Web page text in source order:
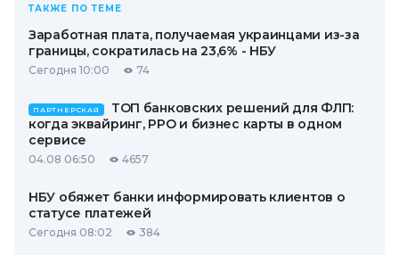
ТАКЖЕ ПО ТЕМЕ
Заработная плата, получаемая украинцами из-за
границы, сократилась на 23,6% - НБУ
Сегодня 10:00 74
ПАРТНЕРСКАЯ
ТОП банковских решений для ФЛП:
когда эквайринг, РРО и бизнес карты в одном
сервисе
04.08 06:50 4657
НБУ обяжет банки информировать клиентов о
статусе платежей
Сегодня 08:02 384